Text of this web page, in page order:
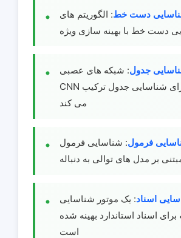
دست خط: الگوریتم های
دست خط با بهینه سازی ویژه
جدول: شبکه های عصبی
CNN و گراف را برای شناسایی جدول ترکیب
می کند
فرمول: شناسایی فرمول
بر مدل های توالی به دنباله
اسناد: یک موتور شناسایی
اسناد استاندارد بهینه شده
است